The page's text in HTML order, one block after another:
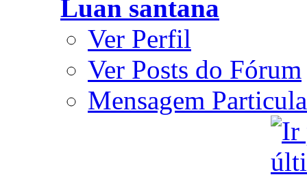
Luan santana
Ver Perfil
Ver Posts do Fórum
Mensagem